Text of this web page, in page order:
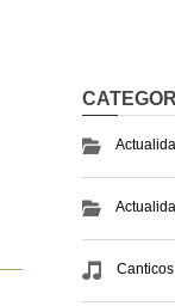
Canticos